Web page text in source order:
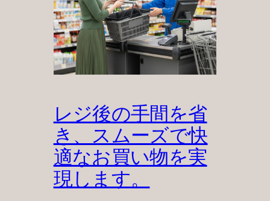
レジ後の手間を省
き、スムーズで快
適なお買い物を実
現します。